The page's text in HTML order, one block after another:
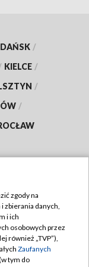
/
KIELCE /
/
/
zgody na
zbierania danych,
i ich
osobowych przez
również „TVP”),
Zaufanych
tym do